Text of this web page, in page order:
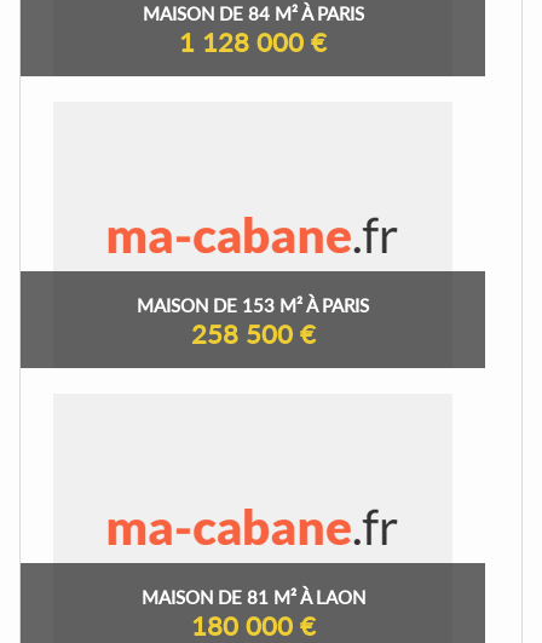
MAISON DE 84 M² À PARIS
1 128 000 €
MAISON DE 153 M² À PARIS
258 500 €
MAISON DE 81 M² À LAON
180 000 €